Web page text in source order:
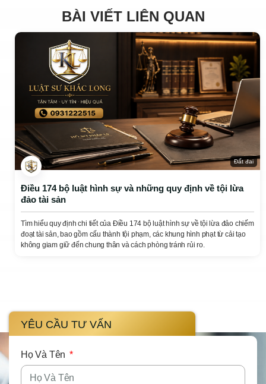
BÀI VIẾT LIÊN QUAN
Đất đai
Điều 174 bộ luật hình sự và những quy định về tội lừa
đảo tài sản
Tìm hiểu quy định chi tiết của Điều 174 bộ luật hình sự về tội lừa đảo chiếm
đoạt tài sản, bao gồm cấu thành tội phạm, các khung hình phạt từ cải tạo
không giam giữ đến chung thân và cách phòng tránh rủi ro.
YÊU CẦU TƯ VẤN
Họ Và Tên